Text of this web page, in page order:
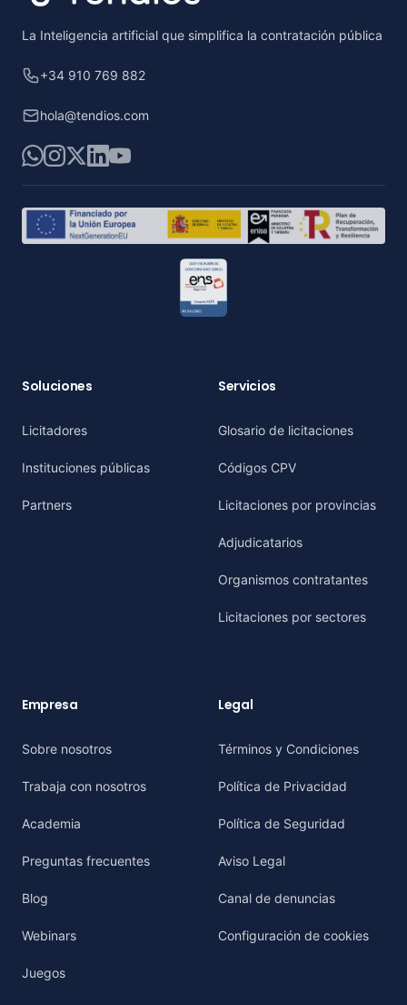
La Inteligencia artificial que simplifica la contratación pública
+34 910 769 882
hola@tendios.com
WhatsApp
Instagram
X LinkedIn
YouTube
Soluciones
Licitadores
Instituciones públicas
Partners
Servicios
Glosario de licitaciones
Códigos CPV
Licitaciones por provincias
Adjudicatarios
Organismos contratantes
Licitaciones por sectores
Empresa
Sobre nosotros
Trabaja con nosotros
Academia
Preguntas frecuentes
Blog
Webinars
Juegos
Legal
Términos y Condiciones
Política de Privacidad
Política de Seguridad
Aviso Legal
Canal de denuncias
Configuración de cookies